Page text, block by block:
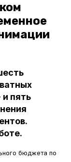
пять
бюджета по